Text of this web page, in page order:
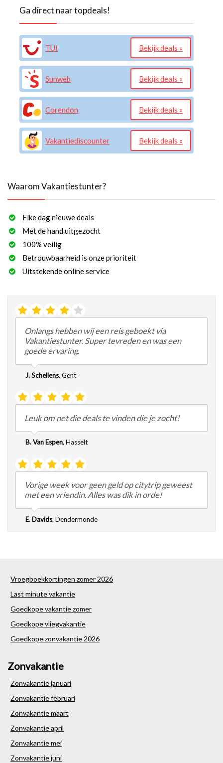
Ga direct naar topdeals!
TUI Bekijk deals »
Sunweb Bekijk deals »
Corendon Bekijk deals »
Vakantiediscounter Bekijk deals »
Waarom Vakantiestunter?
Elke dag nieuwe deals
Met de hand uitgezocht
100% veilig
Betrouwbaarheid is onze prioriteit
Uitstekende online service
Onlangs hebben wij een reis geboekt via
Vakantiestunter. Super tevreden en was een
goede ervaring.
J. Schellens, Gent
Leuk om net die deals te vinden die je zocht!
B. Van Espen, Hasselt
Vorige week voor geen geld op citytrip geweest
met een vriendin. Alles was dik in orde!
E. Davids, Dendermonde
Vroegboekkortingen zomer 2026
Last minute vakantie
Goedkope vakantie zomer
Goedkope vliegvakantie
Goedkope zonvakantie 2026
Zonvakantie
Zonvakantie januari
Zonvakantie februari
Zonvakantie maart
Zonvakantie april
Zonvakantie mei
Zonvakantie juni